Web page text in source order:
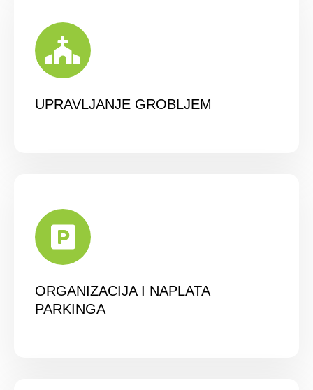
UPRAVLJANJE GROBLJEM
ORGANIZACIJA I NAPLATA
PARKINGA